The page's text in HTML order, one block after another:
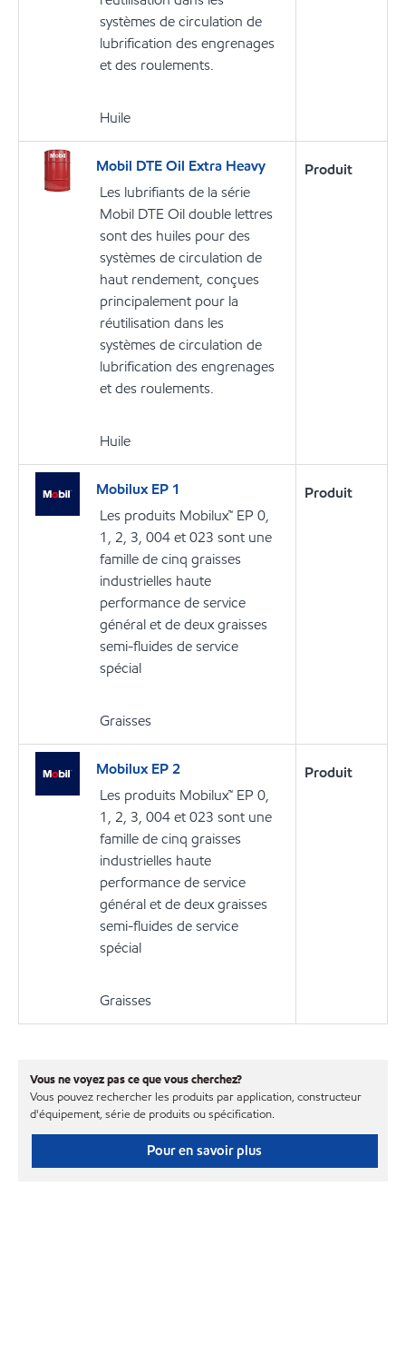
systèmes de circulation de
lubrification des engrenages
et des roulements.
Huile
Mobil DTE Oil Extra Heavy
Les lubrifiants de la série
Mobil DTE Oil double lettres
sont des huiles pour des
systèmes de circulation de
haut rendement, conçues
principalement pour la
réutilisation dans les
systèmes de circulation de
lubrification des engrenages
et des roulements.
Huile
Produit
Mobilux EP 1
Les produits Mobilux™ EP 0,
1, 2, 3, 004 et 023 sont une
famille de cinq graisses
industrielles haute
performance de service
général et de deux graisses
semi-fluides de service
spécial
Graisses
Produit
Mobilux EP 2
Les produits Mobilux™ EP 0,
1, 2, 3, 004 et 023 sont une
famille de cinq graisses
industrielles haute
performance de service
général et de deux graisses
semi-fluides de service
spécial
Graisses
Produit
Vous ne voyez pas ce que vous cherchez?
Vous pouvez rechercher les produits par application, constructeur
d'équipement, série de produits ou spécification.
Pour en savoir plus